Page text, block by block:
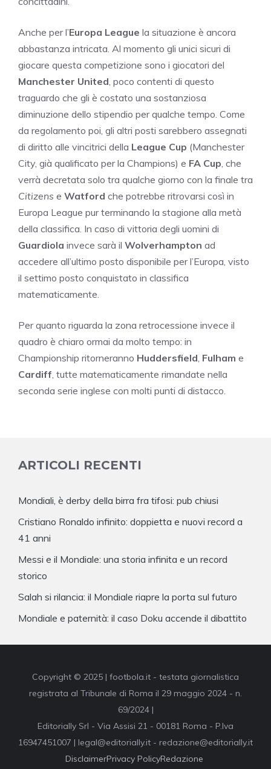
Anche per l’Europa League la situazione è ancora
abbastanza intricata. Al momento gli unici sicuri di
giocare questa competizione sono i giocatori del
Manchester United, poco contenti di questo
traguardo che gli è costato una sostanziosa
diminuzione dello stipendio per qualche tempo. Come
da regolamento poi, gli altri posti sarebbero assegnati
di diritto alle vincitrici della League Cup (Manchester
City, già qualificato per la Champions) e FA Cup, che
verrà decretata solo tra qualche giorno con la finale tra
Citizens e Watford che potrebbe ritrovarsi così in
Europa League pur terminando la stagione alla metà
della classifica. In caso di vittoria degli uomini di
Guardiola invece sarà il Wolverhampton ad
accedere all’ultimo posto disponibile per l’Europa, visto
il settimo posto conquistato in classifica
matematicamente.
Per quanto riguarda la zona retrocessione invece il
quadro è chiaro ormai da molto tempo: in
Championship ritorneranno Huddersfield, Fulham e
Cardiff, tutte matematicamente rimandate nella
seconda serie inglese con molti punti di distacco.
ARTICOLI RECENTI
Mondiali, è derby della birra fra tifosi: pub chiusi
Cristiano Ronaldo infinito: doppietta e nuovi record a
41 anni
Messi e il Mondiale: una storia infinita e un record
storico
Salah si rilancia: il Mondiale riapre la porta sul futuro
Mondiale e paternità: il caso Doku accende il dibattito
Copyright © 2025 | footbola.it - testata giornalistica
registrata al Tribunale di Roma il 29 maggio 2024 - n.
69/2024 |
Editorially Srl - Via Assisi 21 - 00181 Roma - P.Iva
16947451007 | legal@editorially.it - redazione@editorially.it
DisclaimerPrivacy PolicyRedazione